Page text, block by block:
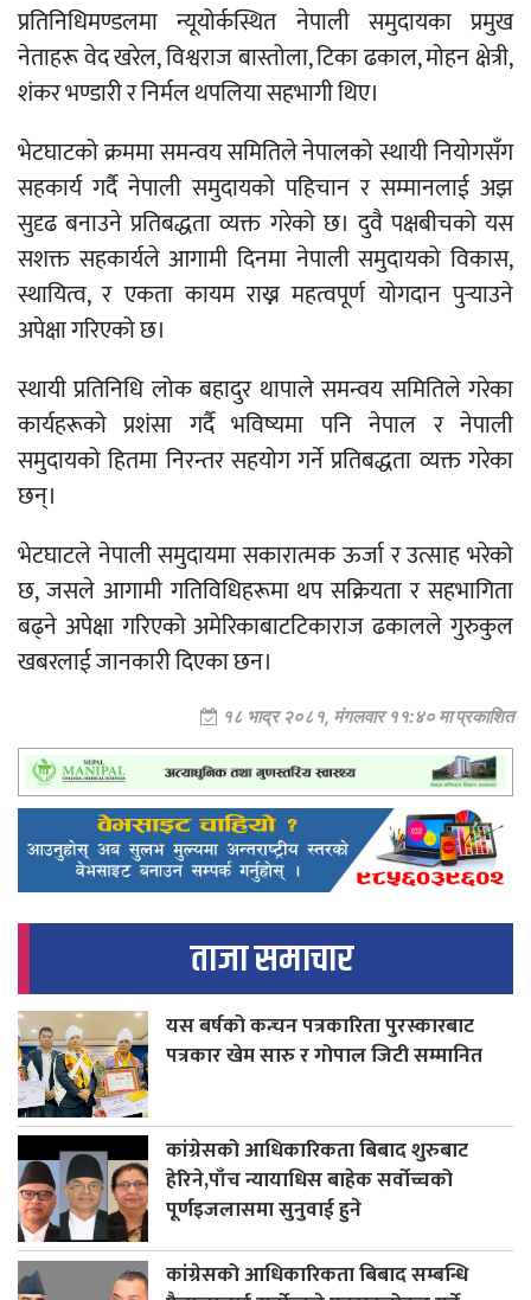
प्रतिनिधिमण्डलमा न्यूयोर्कस्थित नेपाली समुदायका प्रमुख
नेताहरू वेद खरेल, विश्वराज बास्तोला, टिका ढकाल, मोहन क्षेत्री,
शंकर भण्डारी र निर्मल थपलिया सहभागी थिए।
भेटघाटको क्रममा समन्वय समितिले नेपालको स्थायी नियोगसँग
सहकार्य गर्दै नेपाली समुदायको पहिचान र सम्मानलाई अझ
सुदृढ बनाउने प्रतिबद्धता व्यक्त गरेको छ। दुवै पक्षबीचको यस
सशक्त सहकार्यले आगामी दिनमा नेपाली समुदायको विकास,
स्थायित्व, र एकता कायम राख्न महत्वपूर्ण योगदान पुर्याउने
अपेक्षा गरिएको छ।
स्थायी प्रतिनिधि लोक बहादुर थापाले समन्वय समितिले गरेका
कार्यहरूको प्रशंसा गर्दै भविष्यमा पनि नेपाल र नेपाली
समुदायको हितमा निरन्तर सहयोग गर्ने प्रतिबद्धता व्यक्त गरेका
छन्।
भेटघाटले नेपाली समुदायमा सकारात्मक ऊर्जा र उत्साह भरेको
छ, जसले आगामी गतिविधिहरूमा थप सक्रियता र सहभागिता
बढ्ने अपेक्षा गरिएको अमेरिकाबाटटिकाराज ढकालले गुरुकुल
खबरलाई जानकारी दिएका छन।
१८ भाद्र २०८१, मंगलवार ११:४० मा प्रकाशित
ताजा समाचार
यस बर्षको कन्चन पत्रकारिता पुरस्कारबाट
पत्रकार खेम सारु र गोपाल जिटी सम्मानित
कांग्रेसको आधिकारिकता बिबाद शुरुबाट
हेरिने,पाँच न्यायाधिस बाहेक सर्वोच्चको
पूर्णइजलासमा सुनुवाई हुने
कांग्रेसको आधिकारिकता बिबाद सम्बन्धि